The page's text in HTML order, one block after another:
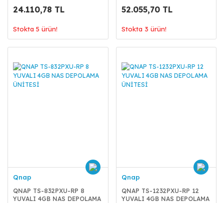
24.110,78 TL
Stokta 5 ürün!
52.055,70 TL
Stokta 3 ürün!
Qnap
QNAP TS-832PXU-RP 8
YUVALI 4GB NAS DEPOLAMA
Qnap
QNAP TS-1232PXU-RP 12
YUVALI 4GB NAS DEPOLAMA